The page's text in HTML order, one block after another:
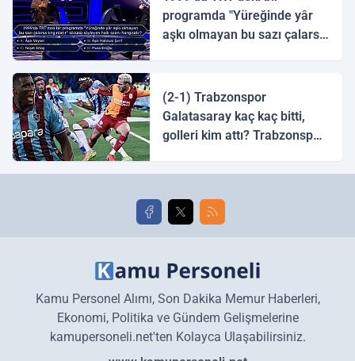
programda "Yüreğinde yâr
aşkı olmayan bu sazı çalarsa
(2-1) Trabzonspor
Galatasaray kaç kaç bitti,
golleri kim attı? Trabzonspor
golleri!
Kamu Personel Alımı, Son Dakika Memur Haberleri,
Ekonomi, Politika ve Gündem Gelişmelerine
kamupersoneli.net'ten Kolayca Ulaşabilirsiniz.